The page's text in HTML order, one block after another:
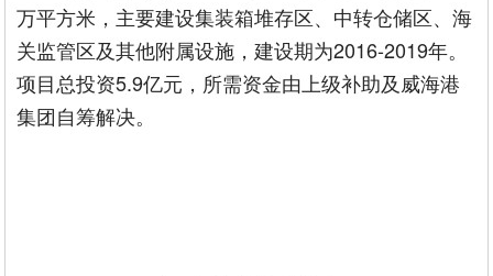
万平方米，主要建设集装箱堆存区、中转仓储区、海
关监管区及其他附属设施，建设期为2016-2019年。
项目总投资5.9亿元，所需资金由上级补助及威海港
集团自筹解决。